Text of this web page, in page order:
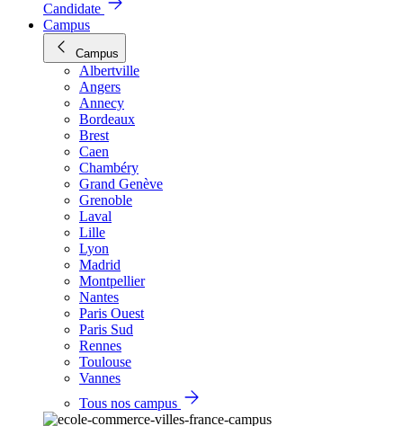
Candidate
Campus
Campus
Albertville
Angers
Annecy
Bordeaux
Brest
Caen
Chambéry
Grand Genève
Grenoble
Laval
Lille
Lyon
Madrid
Montpellier
Nantes
Paris Ouest
Paris Sud
Rennes
Toulouse
Vannes
Tous nos campus